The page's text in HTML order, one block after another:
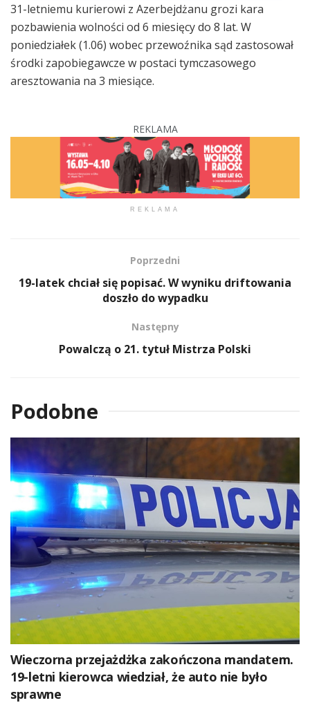
31-letniemu kurierowi z Azerbejdżanu grozi kara
pozbawienia wolności od 6 miesięcy do 8 lat. W
poniedziałek (1.06) wobec przewoźnika sąd zastosował
środki zapobiegawcze w postaci tymczasowego
aresztowania na 3 miesiące.
REKLAMA
REKLAMA
Poprzedni
19-latek chciał się popisać. W wyniku driftowania
doszło do wypadku
Następny
Powalczą o 21. tytuł Mistrza Polski
Podobne
Wieczorna przejażdżka zakończona mandatem.
19-letni kierowca wiedział, że auto nie było
sprawne